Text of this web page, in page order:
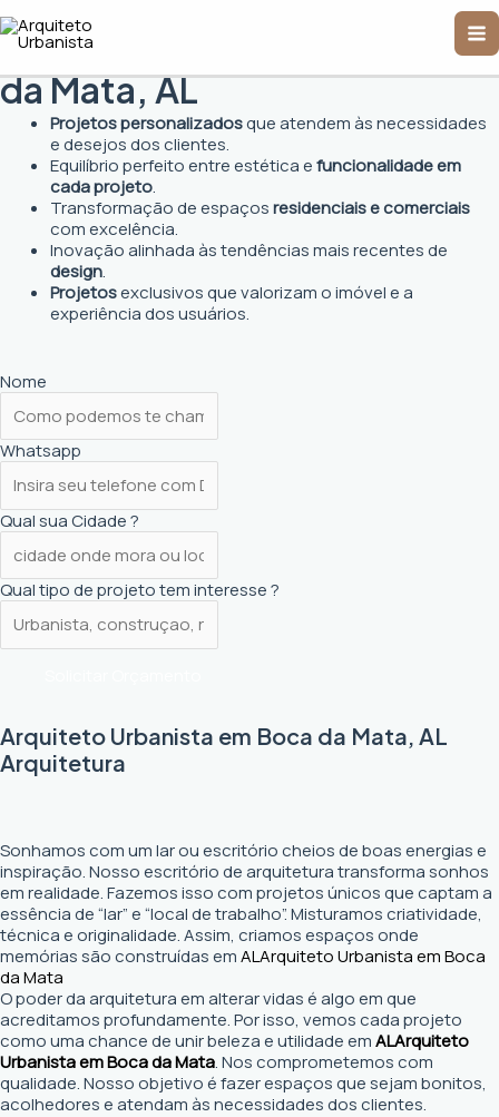
para
conteúdo
Arquiteto Urbanista em Boca
da Mata, AL
Projetos personalizadosque atendem às necessidades
e desejos dos clientes.
Equilíbrio perfeito entre estética efuncionalidade em
cada projeto.
Transformação de espaçosresidenciais e comerciais
com excelência.
Inovação alinhada às tendências mais recentes de
design.
Projetosexclusivos que valorizam o imóvel e a
experiência dos usuários.
Nome
Whatsapp
Qual sua Cidade ?
Qual tipo de projeto tem interesse ?
Arquiteto Urbanista em Boca da Mata, AL
Arquitetura
Sonhamos com um lar ou escritório cheios de boas energias e
inspiração. Nosso escritório de arquitetura transforma sonhos
em realidade. Fazemos isso com projetos únicos que captam a
essência de “lar” e “local de trabalho”. Misturamos criatividade,
técnica e originalidade. Assim, criamos espaços onde
memórias são construídas emALArquiteto Urbanista em Boca
da Mata
O poder da arquitetura em alterar vidas é algo em que
acreditamos profundamente. Por isso, vemos cada projeto
como uma chance de unir beleza e utilidade emALArquiteto
Urbanista em Boca da Mata. Nos comprometemos com
qualidade. Nosso objetivo é fazer espaços que sejam bonitos,
acolhedores e atendam às necessidades dos clientes.